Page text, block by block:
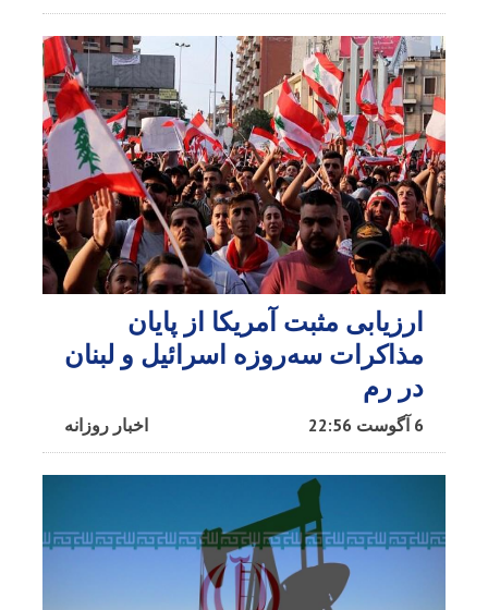
ارزیابی مثبت آمریکا از پایان
مذاکرات سه‌روزه اسرائیل و لبنان
در رم
اخبار روزانه 6 آگوست 22:56